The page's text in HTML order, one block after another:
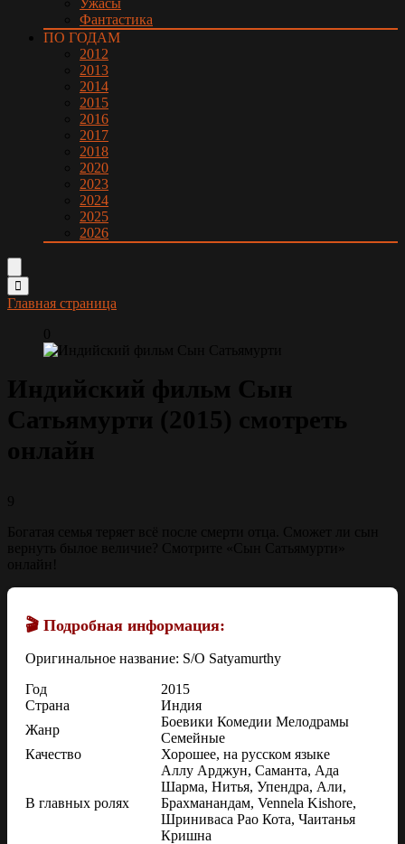
Ужасы
Фантастика
ПО ГОДАМ
2012
2013
2014
2015
2016
2017
2018
2020
2023
2024
2025
2026
Главная страница
🎬 Подробная информация:
Оригинальное название: S/O Satyamurthy
Год
2015
Страна
Индия
Жанр
Боевики Комедии Мелодрамы
Семейные
Качество
Хорошее, на русском языке
В главных ролях
Аллу Арджун, Саманта, Ада
Шарма, Нитья, Упендра, Али,
Брахманандам, Vennela Kishore,
Шриниваса Рао Кота, Чаитанья
Кришна